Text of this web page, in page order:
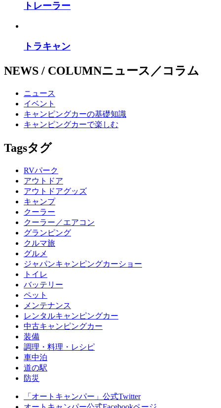
トレーラー
トラキャン
NEWS / COLUMNニュース／コラム
ニュース
イベント
キャンピングカーの基礎知識
キャンピングカーで楽しむ
Tagsタグ
RVパーク
アウトドア
アウトドアグッズ
キャンプ
クーラー
クーラー／エアコン
グランピング
クルマ旅
グルメ
ジャパンキャンピングカーショー
トイレ
バッテリー
ペット
メンテナンス
レンタルキャンピングカー
中古キャンピングカー
装備
調理・料理・レシピ
車中泊
道の駅
防災
「オートキャンパー」公式Twitter